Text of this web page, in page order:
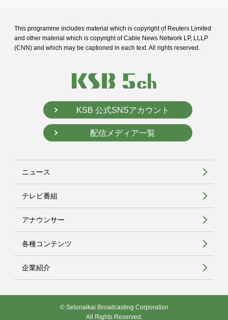
This programme includes material which is copyright of Reuters Limited
and other material which is copyright of Cable News Network LP, LLLP
(CNN) and which may be captioned in each text. All rights reserved.
KSB 公式SNSアカウント
配信メディア一覧
ニュース
テレビ番組
アナウンサー
各種コンテンツ
企業紹介
© Setonaikai Broadcasting Corporation
All Rights Reserved.